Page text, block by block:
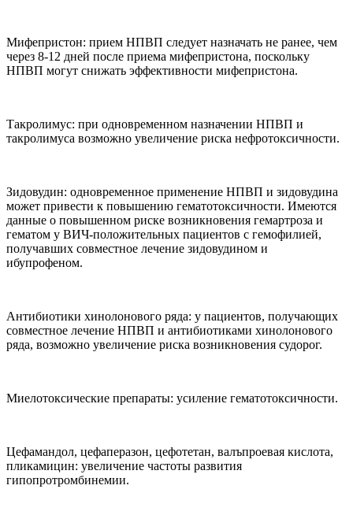
Мифепристон: прием НПВП следует назначать не ранее, чем
через 8-12 дней после приема мифепристона, поскольку
НПВП могут снижать эффективности мифепристона.
Такролимус: при одновременном назначении НПВП и
такролимуса возможно увеличение риска нефротоксичности.
Зидовудин: одновременное применение НПВП и зидовудина
может привести к повышению гематотоксичности. Имеются
данные о повышенном риске возникновения гемартроза и
гематом у ВИЧ-положительных пациентов с гемофилией,
получавших совместное лечение зидовудином и
ибупрофеном.
Антибиотики хинолонового ряда: у пациентов, получающих
совместное лечение НПВП и антибиотиками хинолонового
ряда, возможно увеличение риска возникновения судорог.
Миелотоксические препараты: усиление гематотоксичности.
Цефамандол, цефаперазон, цефотетан, валъпроевая кислота,
пликамицин: увеличение частоты развития
гипопротромбинемии.